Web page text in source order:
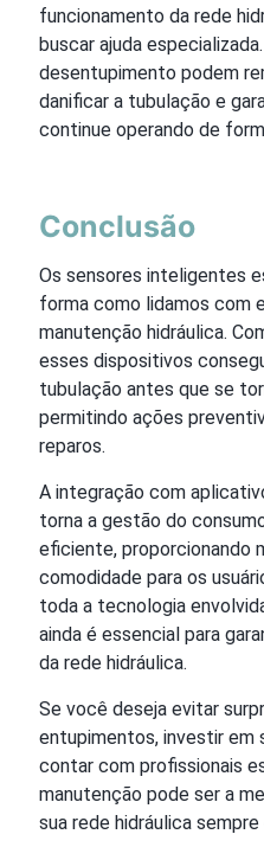
funcionamento da rede
buscar ajuda
desentupimento podem
danificar a tubulação e
continue operando de
Conclusão
Os sensores inteligentes
forma como lidamos com
manutenção hidráulica.
esses dispositivos
tubulação antes que se
permitindo ações
reparos.
A integração com
torna a gestão do
eficiente, proporcionando
comodidade para os
toda a tecnologia
ainda é essencial para
da rede hidráulica.
Se você deseja evitar
entupimentos, investir em
contar com profissionais
manutenção pode ser a
sua rede hidráulica